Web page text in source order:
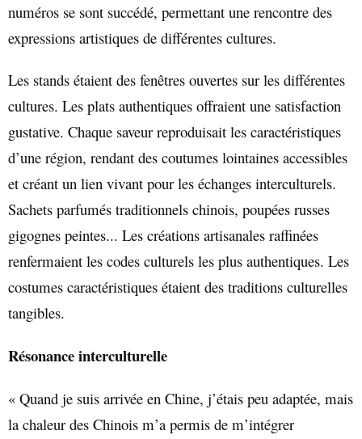
numéros se sont succédé, permettant une rencontre des
expressions artistiques de différentes cultures.
Les stands étaient des fenêtres ouvertes sur les différentes
cultures. Les plats authentiques offraient une satisfaction
gustative. Chaque saveur reproduisait les caractéristiques
d’une région, rendant des coutumes lointaines accessibles
et créant un lien vivant pour les échanges interculturels.
Sachets parfumés traditionnels chinois, poupées russes
gigognes peintes... Les créations artisanales raffinées
renfermaient les codes culturels les plus authentiques. Les
costumes caractéristiques étaient des traditions culturelles
tangibles.
Résonance interculturelle
« Quand je suis arrivée en Chine, j’étais peu adaptée, mais
la chaleur des Chinois m’a permis de m’intégrer